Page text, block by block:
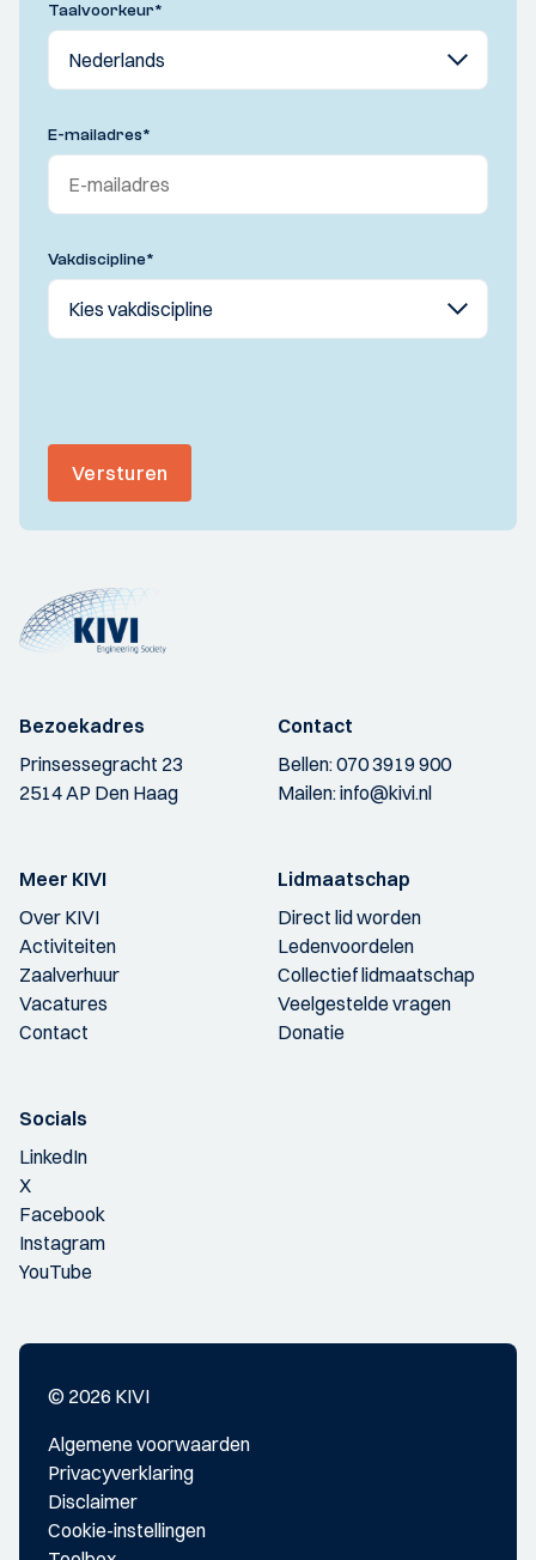
Taalvoorkeur*
E-mailadres*
Vakdiscipline*
Versturen
Bezoekadres
Prinsessegracht 23
2514 AP Den Haag
Contact
Bellen:070 3919 900
Mailen:info@kivi.nl
Meer KIVI
Over KIVI
Activiteiten
Zaalverhuur
Vacatures
Contact
Lidmaatschap
Direct lid worden
Ledenvoordelen
Collectief lidmaatschap
Veelgestelde vragen
Donatie
Socials
LinkedIn
X
Facebook
Instagram
YouTube
© 2026 KIVI
Algemene voorwaarden
Privacyverklaring
Disclaimer
Cookie-instellingen